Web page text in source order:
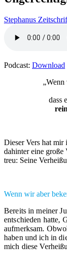
Stephanus
Podcast: Download
„Wenn
dass
Dieser Vers hat
dahinter eine große
treu: Seine
Wenn wir aber
Bereits in meiner
entschieden hatte,
aufmerksam.
haben und ich in
mich diese